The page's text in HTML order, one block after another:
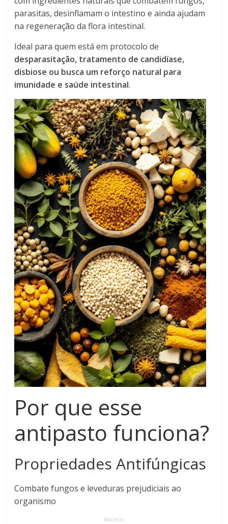
parasitas, desinflamam o intestino e ainda ajudam
na regeneração da flora intestinal.
Ideal para quem está em protocolo de
desparasitação, tratamento de candidíase,
disbiose ou busca um reforço natural para
imunidade e saúde intestinal.
Por que esse
antipasto funciona?
Propriedades Antifúngicas
Combate fungos e leveduras prejudiciais ao
organismo
Anúncio